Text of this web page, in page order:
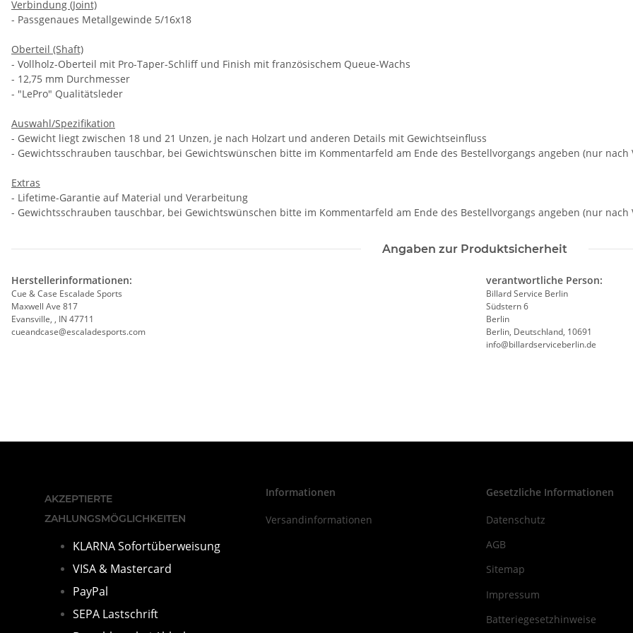
Verbindung (Joint)
- Passgenaues Metallgewinde 5/16x18
Oberteil (Shaft)
- Vollholz-Oberteil mit Pro-Taper-Schliff und Finish mit französischem Queue-Wachs
- 12,75 mm Durchmesser
- "LePro" Qualitätsleder
Auswahl/Spezifikation
- Gewicht liegt zwischen 18 und 21 Unzen, je nach Holzart und anderen Details mit Gewichtseinfluss
- Gewichtsschrauben tauschbar, bei Gewichtswünschen bitte im Kommentarfeld am Ende des Bestellvorgangs angeben (nur nach
Extras
- Lifetime-Garantie auf Material und Verarbeitung
- Gewichtsschrauben tauschbar, bei Gewichtswünschen bitte im Kommentarfeld am Ende des Bestellvorgangs angeben (nur nach
Angaben zur Produktsicherheit
Herstellerinformationen:
Cue & Case Escalade Sports
Maxwell Ave 817
Evansville, , IN 47711
cueandcase@escaladesports.com
verantwortliche Person:
Billard Service Berlin
Südstern 6
Berlin
Berlin, Deutschland, 10691
info@billardserviceberlin.de
AKZEPTIERTE
ZAHLUNGSMÖGLICHKEITEN
KLARNA Sofortüberweisung
VISA & Mastercard
PayPal
SEPA Lastschrift
Informationen
Versandinformationen
Gesetzliche Informationen
Datenschutz
AGB
Sitemap
Impressum
Batteriegesetzhinweise